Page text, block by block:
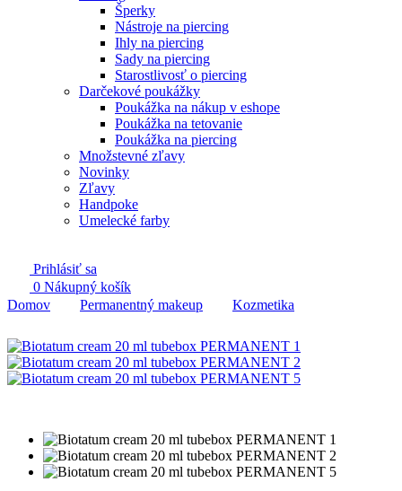
Šperky
Nástroje na piercing
Ihly na piercing
Sady na piercing
Starostlivosť o piercing
Darčekové poukážky
Poukážka na nákup v eshope
Poukážka na tetovanie
Poukážka na piercing
Množstevné zľavy
Novinky
Zľavy
Handpoke
Umelecké farby
Prihlásiť sa
0 Nákupný košík
Domov
Permanentný makeup Kozmetika